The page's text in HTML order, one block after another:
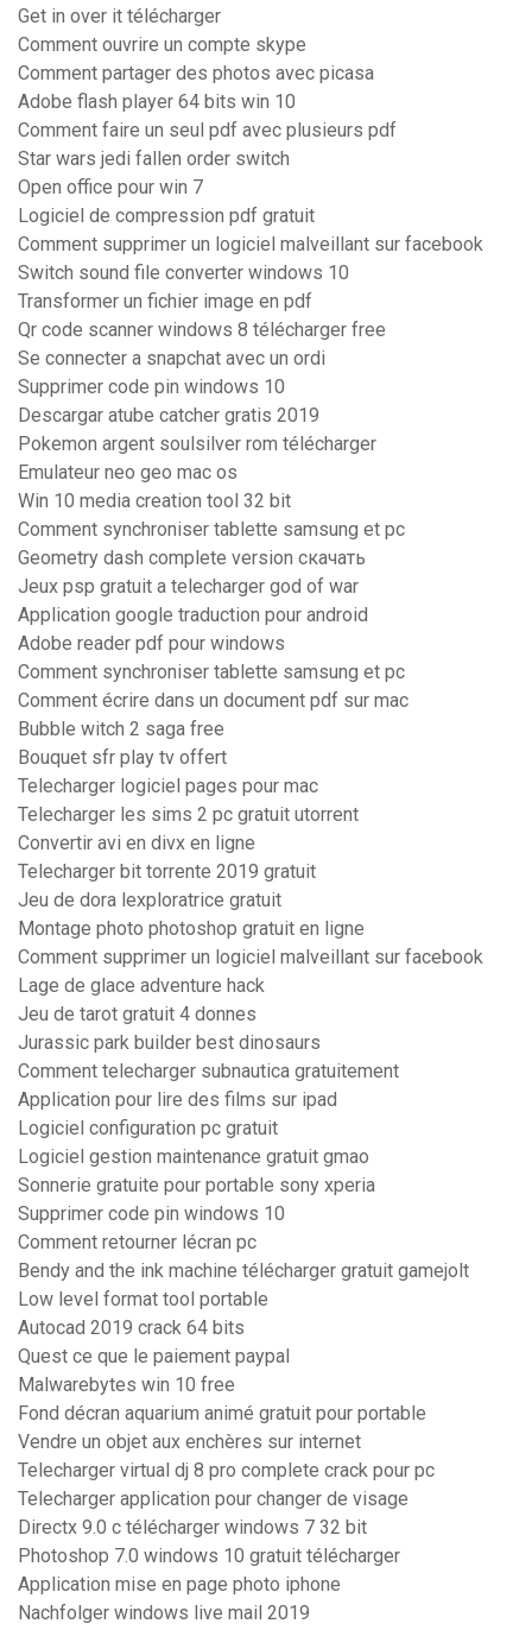
Get in over it télécharger
Comment ouvrire un compte skype
Comment partager des photos avec picasa
Adobe flash player 64 bits win 10
Comment faire un seul pdf avec plusieurs pdf
Star wars jedi fallen order switch
Open office pour win 7
Logiciel de compression pdf gratuit
Comment supprimer un logiciel malveillant sur facebook
Switch sound file converter windows 10
Transformer un fichier image en pdf
Qr code scanner windows 8 télécharger free
Se connecter a snapchat avec un ordi
Supprimer code pin windows 10
Descargar atube catcher gratis 2019
Pokemon argent soulsilver rom télécharger
Emulateur neo geo mac os
Win 10 media creation tool 32 bit
Comment synchroniser tablette samsung et pc
Geometry dash complete version скачать
Jeux psp gratuit a telecharger god of war
Application google traduction pour android
Adobe reader pdf pour windows
Comment synchroniser tablette samsung et pc
Comment écrire dans un document pdf sur mac
Bubble witch 2 saga free
Bouquet sfr play tv offert
Telecharger logiciel pages pour mac
Telecharger les sims 2 pc gratuit utorrent
Convertir avi en divx en ligne
Telecharger bit torrente 2019 gratuit
Jeu de dora lexploratrice gratuit
Montage photo photoshop gratuit en ligne
Comment supprimer un logiciel malveillant sur facebook
Lage de glace adventure hack
Jeu de tarot gratuit 4 donnes
Jurassic park builder best dinosaurs
Comment telecharger subnautica gratuitement
Application pour lire des films sur ipad
Logiciel configuration pc gratuit
Logiciel gestion maintenance gratuit gmao
Sonnerie gratuite pour portable sony xperia
Supprimer code pin windows 10
Comment retourner lécran pc
Bendy and the ink machine télécharger gratuit gamejolt
Low level format tool portable
Autocad 2019 crack 64 bits
Quest ce que le paiement paypal
Malwarebytes win 10 free
Fond décran aquarium animé gratuit pour portable
Vendre un objet aux enchères sur internet
Telecharger virtual dj 8 pro complete crack pour pc
Telecharger application pour changer de visage
Directx 9.0 c télécharger windows 7 32 bit
Photoshop 7.0 windows 10 gratuit télécharger
Application mise en page photo iphone
Nachfolger windows live mail 2019